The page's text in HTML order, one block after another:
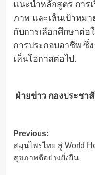
แนะนำหลักสูตร การ
ภาพ และเห็นเป้าหมา
กับการเลือกศึกษาต่อ
การประกอบอาชีพ ซึ่
เห็นโอกาสต่อไป.
ฝ่ายข่าว กองประชา
Post
navigation
Previous:
สมุนไพรไทย สู่ World
สุขภาพดีอย่างยั่งยืน